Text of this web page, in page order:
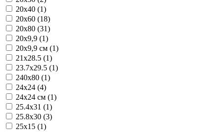
20x40 (1)
20x60 (18)
20x80 (31)
20x9,9 (1)
20x9,9 см (1)
21x28.5 (1)
23.7x29.5 (1)
240x80 (1)
24x24 (4)
24x24 см (1)
25.4x31 (1)
25.8x30 (3)
25x15 (1)